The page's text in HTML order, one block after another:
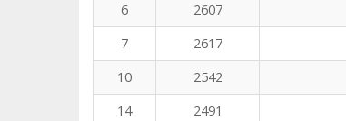
6
2607
7
2617
10
2542
14
2491